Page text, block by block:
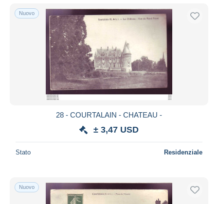
Nuovo
28 - COURTALAIN - CHATEAU -
± 3,47 USD
Stato Residenziale
Nuovo